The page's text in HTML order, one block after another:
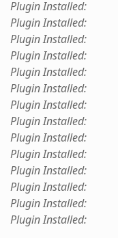
Plugin Installed:
Plugin Installed:
Plugin Installed:
Plugin Installed:
Plugin Installed:
Plugin Installed:
Plugin Installed:
Plugin Installed:
Plugin Installed:
Plugin Installed:
Plugin Installed:
Plugin Installed:
Plugin Installed:
Plugin Installed: